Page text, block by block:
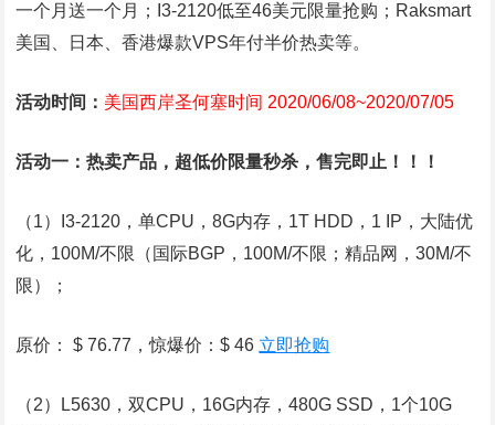
一个月送一个月；I3-2120低至46美元限量抢购；Raksmart
美国、日本、香港爆款VPS年付半价热卖等。
活动时间： 美国西岸圣何塞时间 2020/06/08~2020/07/05
活动一：热卖产品，超低价限量秒杀，售完即止！！！
（1）I3-2120，单CPU，8G内存，1T HDD，1 IP，大陆优
化，100M/不限（国际BGP，100M/不限；精品网，30M/不
限）；
原价： $ 76.77，惊爆价：$ 46 立即抢购
（2）L5630，双CPU，16G内存，480G SSD，1个10G